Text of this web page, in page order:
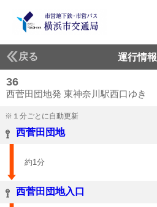
戻る 運行情報
36
西菅田団地発 東神奈川駅西口ゆき
※１分ごとに自動更新
西菅田団地
約1分
西菅田団地入口